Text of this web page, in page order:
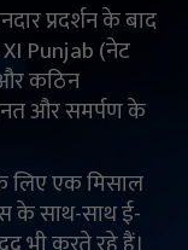
प्रदर्शन के बाद
Punjab(नेट
कठिन
और समर्पण के
लिए एक मिसाल
के साथ-साथ ई-